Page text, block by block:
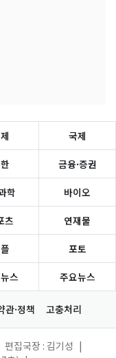
국제
금융·증권
학 바이오
츠 연재물
포토
스 주요뉴스
관·정책 고충처리
편집국장 : 김기성